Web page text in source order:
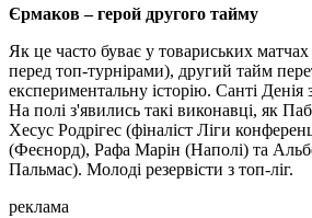
Єрмаков – герой другого тайму
Як це часто буває у товариських
перед топ-турнірами), другий тайм
експериментальну історію. Санті Денія
На полі з'явились такі виконавці, як
Хесус Родрігес (фіналіст Ліги
(Феєнорд), Рафа Марін (Наполі) та
Пальмас). Молоді резервісти з топ-ліг.
реклама